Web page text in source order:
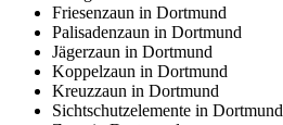
Friesenzaun in Dortmund
Palisadenzaun in Dortmund
Jägerzaun in Dortmund
Koppelzaun in Dortmund
Kreuzzaun in Dortmund
Sichtschutzelemente in Dortmund